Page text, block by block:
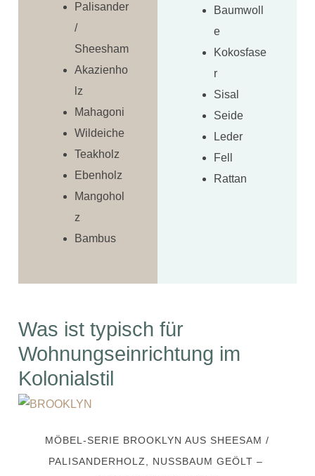
Palisander
/
Sheesham
Akazienho
lz
Mahagoni
Wildeiche
Teakholz
Ebenholz
Mangohol
z
Bambus
Baumwoll
e
Kokosfase
r
Sisal
Seide
Leder
Fell
Rattan
Was ist typisch für
Wohnungseinrichtung im
Kolonialstil
MÖBEL-SERIE BROOKLYN AUS SHEESAM /
PALISANDERHOLZ, NUSSBAUM GEÖLT –